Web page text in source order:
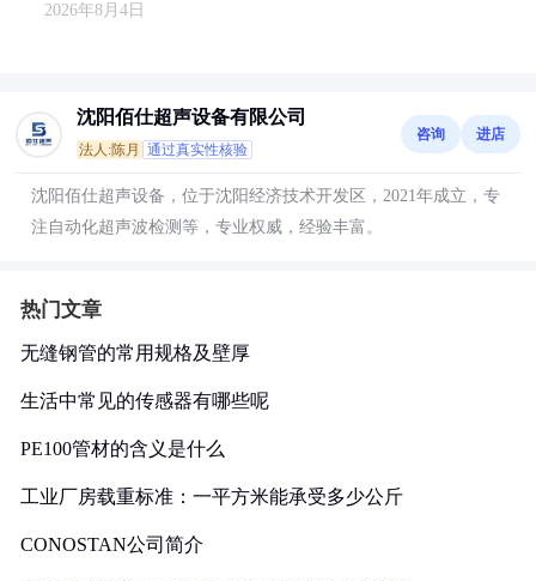
2026年8月4日
沈阳佰仕超声设备有限公司
法人:陈月 通过真实性核验
咨询 进店
沈阳佰仕超声设备，位于沈阳经济技术开发区，2021年成立，专
注自动化超声波检测等，专业权威，经验丰富。
热门文章
无缝钢管的常用规格及壁厚
生活中常见的传感器有哪些呢
PE100管材的含义是什么
工业厂房载重标准：一平方米能承受多少公斤
CONOSTAN公司简介